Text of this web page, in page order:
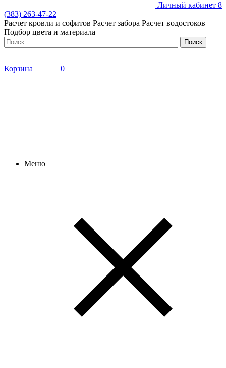
Личный кабинет 8
(383) 263-47-22
Расчет кровли и софитов Расчет забора Расчет водостоков
Подбор цвета и материала
Корзина 0
Меню